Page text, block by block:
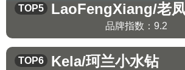
TOP5 LaoFengXiang/老
品牌指数： 9.2
TOP6 Kela/珂兰小水钻